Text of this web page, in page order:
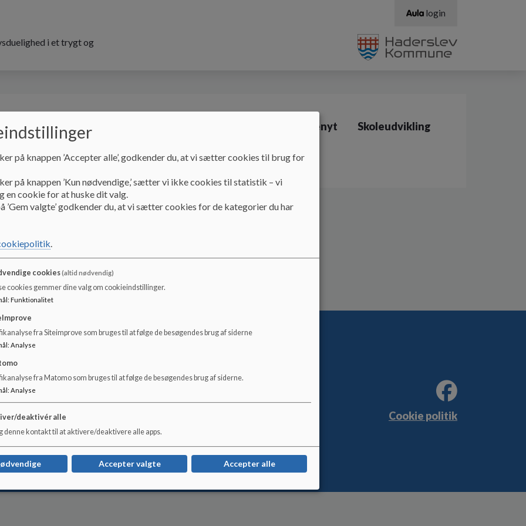
i et trygt og
login
Skolebestyrelsen Forældrenyt Skoleudvikling
friplads
friplads
Cookie politik
på knappen ’Accepter alle’, godkender du, at vi sætter cookies til brug for
på knappen ’Kun nødvendige,’ sætter vi ikke cookies til statistik – vi
en cookie for at huske dit valg.
’Gem valgte’ godkender du, at vi sætter cookies for de kategorier du har
.
cookies(altid nødvendig)
cookies gemmer dine valg om cookieindstillinger.
: Funktionalitet
fra Siteimprove som bruges til at følge de besøgendes brug af siderne
: Analyse
fra Matomo som bruges til at følge de besøgendes brug af siderne.
: Analyse
deaktivér alle
denne kontakt til at aktivere/deaktivere alle apps.
Accepter valgte Accepter alle